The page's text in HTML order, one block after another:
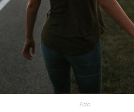
Foto